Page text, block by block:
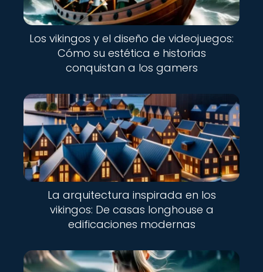
Los vikingos y el diseño de videojuegos:
Cómo su estética e historias
conquistan a los gamers
La arquitectura inspirada en los
vikingos: De casas longhouse a
edificaciones modernas